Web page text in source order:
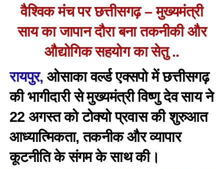
वैश्विक मंच पर छत्तीसगढ़ – मुख्यमंत्री
साय का जापान दौरा बना तकनीकी और
औद्योगिक सहयोग का सेतु ..
रायपुर, ओसाका वर्ल्ड एक्सपो में छत्तीसगढ़
की भागीदारी से मुख्यमंत्री विष्णु देव साय ने
22 अगस्त को टोक्यो प्रवास की शुरुआत
आध्यात्मिकता, तकनीक और व्यापार
कूटनीति के संगम के साथ की।